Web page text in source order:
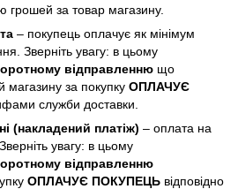
грошей за товар магазину.
– покупець оплачує як мінімум
Зверніть увагу: в цьому
відправленню що
за покупку ОПЛАЧУЄ
служби доставки.
(накладений платіж) – оплата на
увагу: в цьому
відправленню
ОПЛАЧУЄ ПОКУПЕЦЬ відповідно